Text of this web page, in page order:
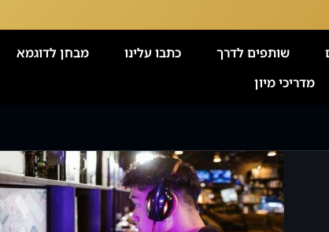
שותפים לדרך כתבו עלינו מבחן לדוגמא
מדריכי מיון